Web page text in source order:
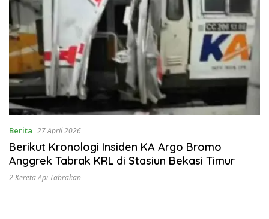
Berita 27 April 2026
Berikut Kronologi Insiden KA Argo Bromo
Anggrek Tabrak KRL di Stasiun Bekasi Timur
2 Kereta Api Tabrakan